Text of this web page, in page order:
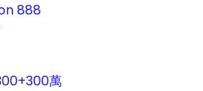
888
萬